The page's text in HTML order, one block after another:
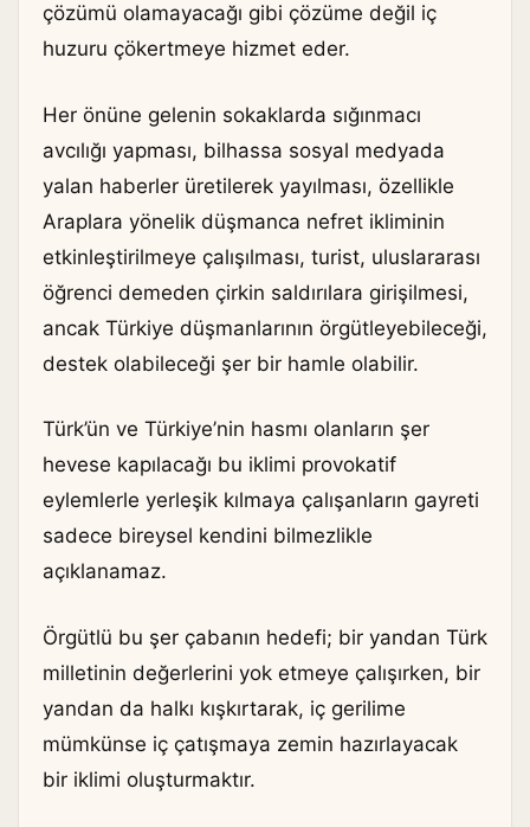
çözümü olamayacağı gibi çözüme değil iç
huzuru çökertmeye hizmet eder.
Her önüne gelenin sokaklarda sığınmacı
avcılığı yapması, bilhassa sosyal medyada
yalan haberler üretilerek yayılması, özellikle
Araplara yönelik düşmanca nefret ikliminin
etkinleştirilmeye çalışılması, turist, uluslararası
öğrenci demeden çirkin saldırılara girişilmesi,
ancak Türkiye düşmanlarının örgütleyebileceği,
destek olabileceği şer bir hamle olabilir.
Türk’ün ve Türkiye’nin hasmı olanların şer
hevese kapılacağı bu iklimi provokatif
eylemlerle yerleşik kılmaya çalışanların gayreti
sadece bireysel kendini bilmezlikle
açıklanamaz.
Örgütlü bu şer çabanın hedefi; bir yandan Türk
milletinin değerlerini yok etmeye çalışırken, bir
yandan da halkı kışkırtarak, iç gerilime
mümkünse iç çatışmaya zemin hazırlayacak
bir iklimi oluşturmaktır.